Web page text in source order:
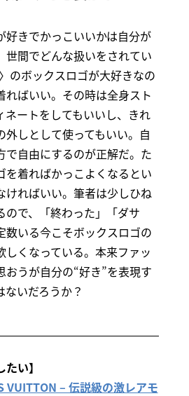
好きでかっこいいかは自分が
世間でどんな扱いをされてい
のボックスロゴが大好きなの
ればいい。その時は全身スト
ネートをしてもいいし、きれ
外しとして使ってもいい。自
で自由にするのが正解だ。た
を着ればかっこよくなるとい
ければいい。筆者は少しひね
ので、「終わった」「ダサ
数いる今こそボックスロゴの
しくなっている。本来ファッ
おうが自分の“好き”を表現す
いだろうか？
い】
– 伝説級の激レアモ